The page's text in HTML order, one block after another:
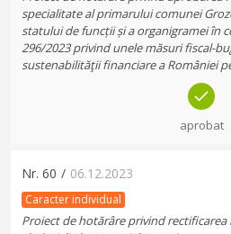
specialitate al primarului comunei
statului de funcții și a organigramei în
296/2023 privind unele măsuri fiscal-
sustenabilităţii financiare a României
aprobat
Nr. 60 / 06.12.2023
Caracter individual
Proiect de hotărâre privind